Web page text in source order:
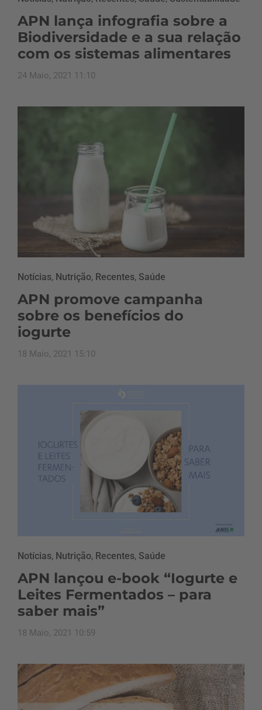
APN lança infografia sobre a
Biodiversidade e a sua relação
com os sistemas alimentares
24 Maio, 2021 11:10
Notícias, Nutrição, Recentes, Saúde
APN promove campanha
sobre os benefícios do
iogurte
18 Maio, 2021 15:10
Notícias, Nutrição, Recentes, Saúde
APN lançou e-book “Iogurte e
Leites Fermentados – para
saber mais”
18 Maio, 2021 10:59